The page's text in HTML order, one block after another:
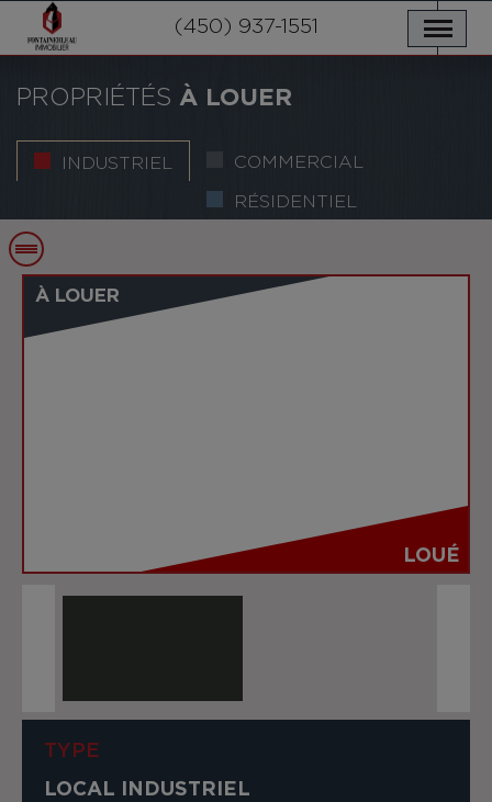
SERVICES
NOUVELLES
NOUS JOINDRE
POLITIQUE DE CONFIDENTIALITÉ
(450) 937-1551
PROPRIÉTÉS À LOUER
INDUSTRIEL COMMERCIAL
RÉSIDENTIEL
À LOUER
LOUÉ
TYPE
LOCAL INDUSTRIEL